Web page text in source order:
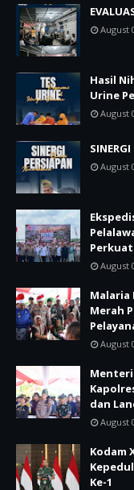
August
Hasil
Urine
August
August
August
Malaria
Merah
August
Menteri
dan
August
Kodam
Ke-1